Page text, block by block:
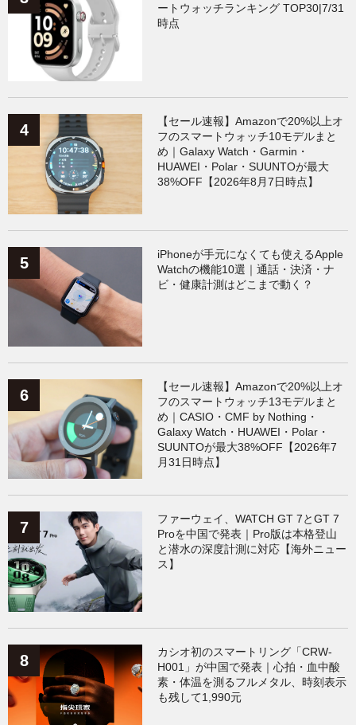
ートウォッチランキング TOP30|7/31
時点
【セール速報】Amazonで20%以上オ
フのスマートウォッチ10モデルまと
め｜Galaxy Watch・Garmin・
HUAWEI・Polar・SUUNTOが最大
38%OFF【2026年8月7日時点】
iPhoneが手元になくても使えるApple
Watchの機能10選｜通話・決済・ナ
ビ・健康計測はどこまで動く？
【セール速報】Amazonで20%以上オ
フのスマートウォッチ13モデルまと
め｜CASIO・CMF by Nothing・
Galaxy Watch・HUAWEI・Polar・
SUUNTOが最大38%OFF【2026年7
月31日時点】
ファーウェイ、WATCH GT 7とGT 7
Proを中国で発表｜Pro版は本格登山
と潜水の深度計測に対応【海外ニュー
ス】
カシオ初のスマートリング「CRW-
H001」が中国で発表｜心拍・血中酸
素・体温を測るフルメタル、時刻表示
も残して1,990元